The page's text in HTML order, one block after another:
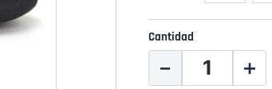
Cantidad
＋
－